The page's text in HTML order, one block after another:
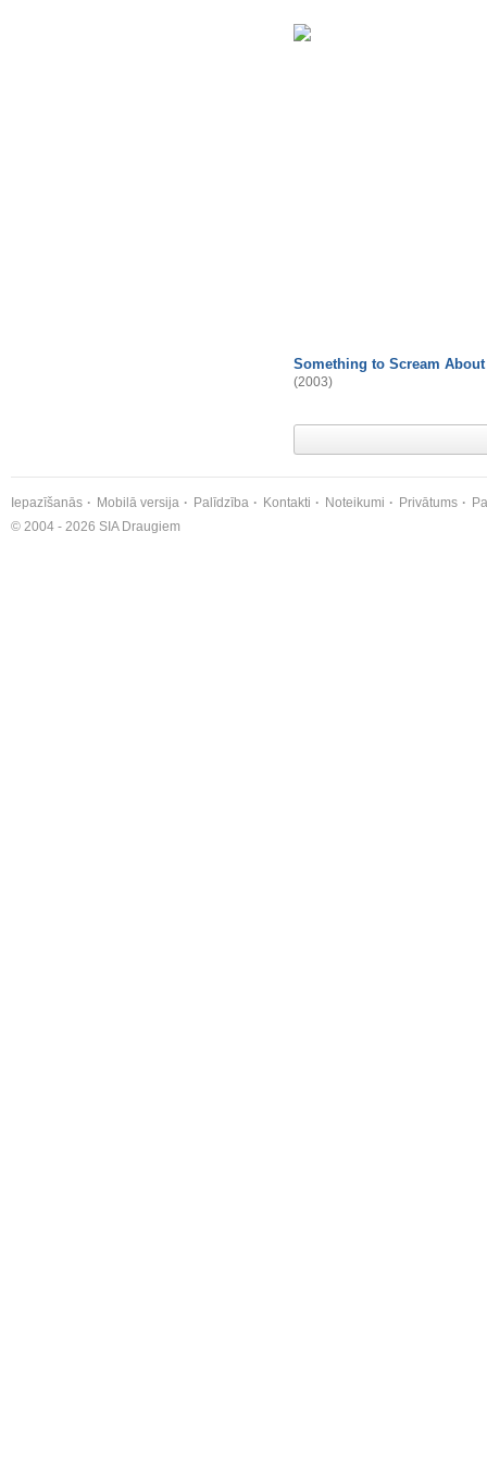
Something to Scream About
(2003)
Iepazīšanās Mobilā versija Palīdzība Kontakti Noteikumi Privātums
© 2004 - 2026 SIA Draugiem